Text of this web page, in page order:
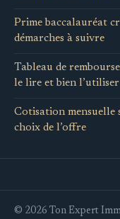
Prime baccalauréat
démarches à suivre
Tableau de
le lire et bien l’utiliser
Cotisation mensuelle
choix de l’offre
© 2026 Ton Expert